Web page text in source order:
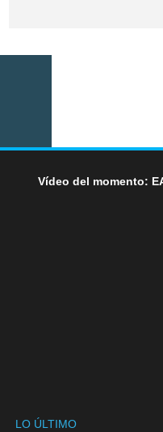
Vídeo del momento:
LO ÚLTIMO